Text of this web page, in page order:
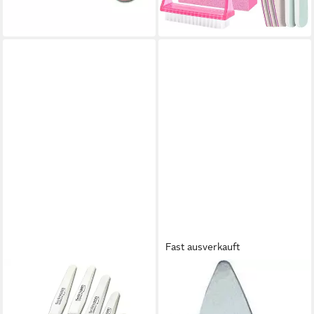
Bürste, Buffer Für Nägel,
Nagelfeilen Für Gelnägel,
-20%
lieferbar - in 2-3 Werktagen bei dir
Saphir-Nagelfeile 5
Saphirnagelfeile Solingen
Fast ausverkauft
Saphir-Nagelfeile, Maniküre,
Nagelpflege